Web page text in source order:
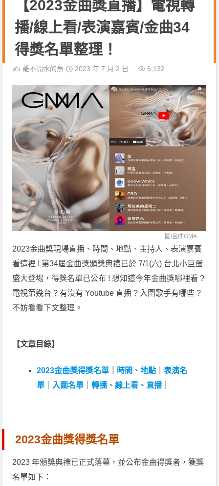
【2023金曲獎直播】電視轉
播/線上看/表演嘉賓/金曲34
得獎名單整理！
✍️離不開水的魚 2023 年 7 月 2 日 6,132
圖/金曲GMA
2023金曲獎現場直播、時間、地點、主持人、表演嘉賓
看這裡 ! 第34屆金曲獎頒獎典禮已於 7/1(六) 台北小巨蛋
盛大登場，得獎名單已公布 ! 想知道今年金曲獎哪裡看 ?
電視第幾台 ? 有沒有 Youtube 直播 ? 入圍歌手有哪些 ?
不妨看看下文整理。
【文章目錄】
2023金曲獎得獎名單 時間、地點 ｜表演名
單
入圍名單 ｜轉播、線上看、直播
2023金曲獎得獎名單
2023 年頒獎典禮已正式落幕，並公布金曲得獎者，獲獎
名單如下：